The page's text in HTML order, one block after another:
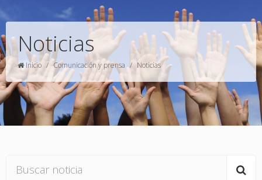
Noticias
Inicio Comunicación y prensa Noticias